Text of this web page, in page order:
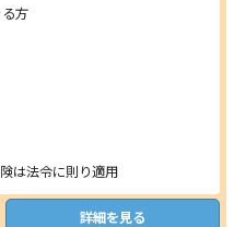
方
は法令に則り適用
詳細を見る